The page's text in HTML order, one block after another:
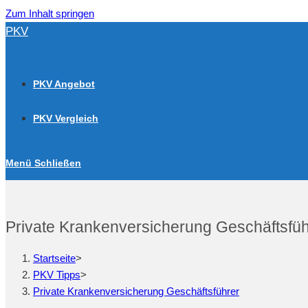
Zum Inhalt springen
PKV
PKV Angebot
PKV Vergleich
Menü Schließen
Private Krankenversicherung
Startseite>
PKV Tipps>
Private Krankenversicherung Geschäftsführer